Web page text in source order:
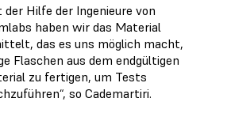
der Hilfe der Ingenieure von
haben wir das Material
das es uns möglich macht,
Flaschen aus dem endgültigen
zu fertigen, um Tests
so Cademartiri.